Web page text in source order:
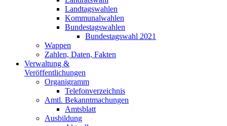
Landtagswahlen
Kommunalwahlen
Bundestagswahlen
Bundestagswahl 2021
Wappen
Zahlen, Daten, Fakten
Verwaltung &
Veröffentlichungen
Organigramm
Telefonverzeichnis
Amtl. Bekanntmachungen
Amtsblatt
Ausbildung